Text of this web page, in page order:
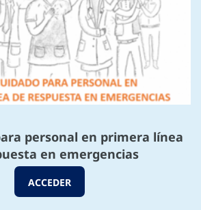
personal en primera línea
en emergencias
ACCEDER